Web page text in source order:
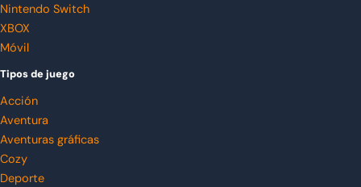
Nintendo Switch
XBOX
Móvil
Tipos de juego
Acción
Aventura
Aventuras gráficas
Cozy
Deporte